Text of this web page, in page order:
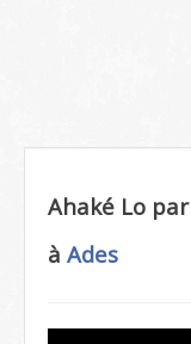
Ahaké Lo par
à Ades